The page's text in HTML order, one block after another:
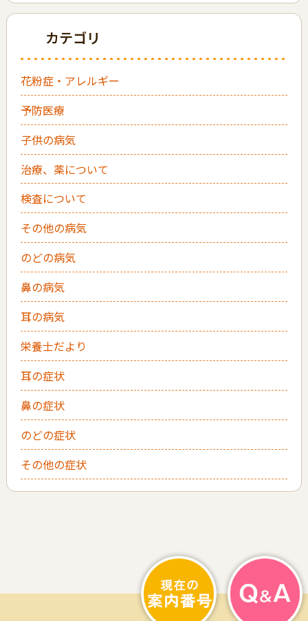
カテゴリ
花粉症・アレルギー
予防医療
子供の病気
治療、薬について
検査について
その他の病気
のどの病気
鼻の病気
耳の病気
栄養士だより
耳の症状
鼻の症状
のどの症状
その他の症状